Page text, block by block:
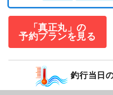
「真正丸」の
予約プランを見る
釣行当日